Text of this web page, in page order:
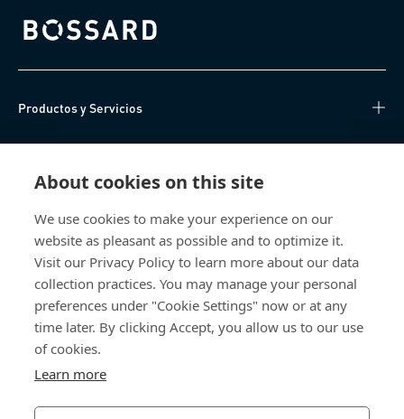
About cookies on this site
We use cookies to make your experience on our
website as pleasant as possible and to optimize it.
Visit our Privacy Policy to learn more about our data
collection practices. You may manage your personal
preferences under "Cookie Settings" now or at any
time later. By clicking Accept, you allow us to our use
of cookies.
Learn more
Bossard homepage
Productos y Servicios
Sobre nosotros
Bossard México
Av. Kalos 114
Parque Industrial Kalos
66600 Mexico